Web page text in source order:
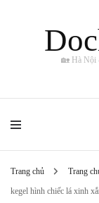
🏡 Hà Nội
Trang chủ Trang
kegel hình chiếc lá xinh